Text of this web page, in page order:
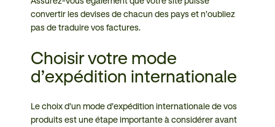
convertir les devises de chacun des pays et n’oubliez
pas de traduire vos factures.
Choisir votre mode
d’expédition internationale
Le choix d’un mode d’expédition internationale de vos
produits est une étape importante à considérer avant